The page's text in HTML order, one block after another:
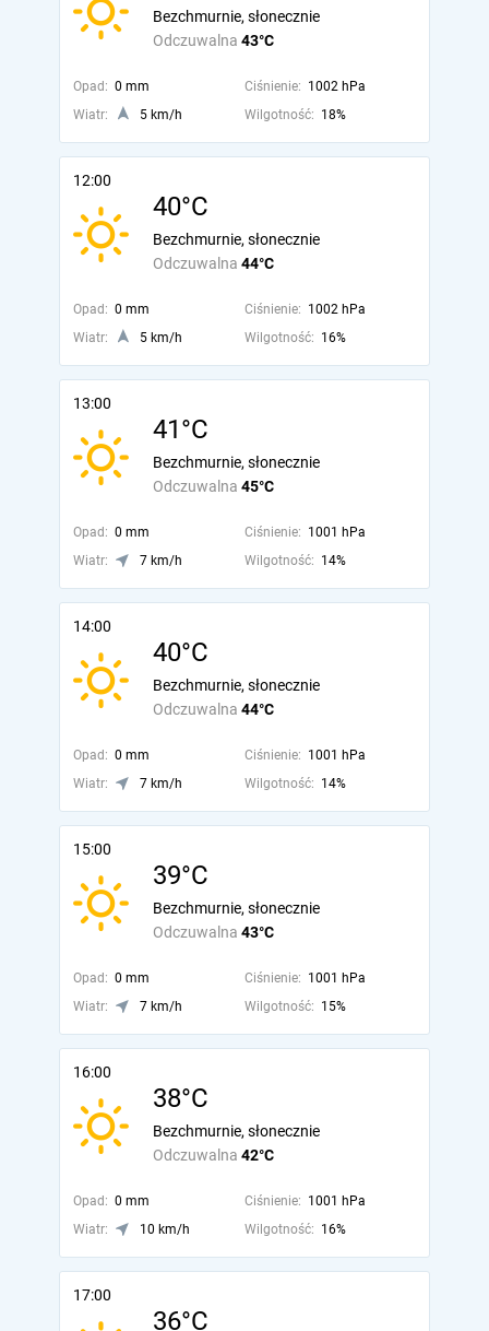
Odczuwalna 43°C
Bezchmurnie, słonecznie
Opad: 0 mm Ciśnienie: 1002 hPa
Wiatr:
5 km/h Wilgotność: 18%
12:00
40°C
Odczuwalna 44°C
Bezchmurnie, słonecznie
Opad: 0 mm Ciśnienie: 1002 hPa
Wiatr:
5 km/h Wilgotność: 16%
13:00
41°C
Odczuwalna 45°C
Bezchmurnie, słonecznie
Opad: 0 mm Ciśnienie: 1001 hPa
Wiatr:
7 km/h Wilgotność: 14%
14:00
40°C
Odczuwalna 44°C
Bezchmurnie, słonecznie
Opad: 0 mm Ciśnienie: 1001 hPa
Wiatr:
7 km/h Wilgotność: 14%
15:00
39°C
Odczuwalna 43°C
Bezchmurnie, słonecznie
Opad: 0 mm Ciśnienie: 1001 hPa
Wiatr:
7 km/h Wilgotność: 15%
16:00
38°C
Odczuwalna 42°C
Bezchmurnie, słonecznie
Opad: 0 mm Ciśnienie: 1001 hPa
Wiatr:
10 km/h Wilgotność: 16%
17:00
36°C